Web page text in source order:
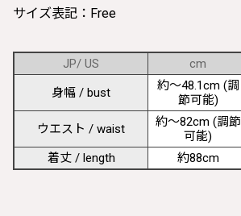
サイズ表記：Free
JP/ US cm
身幅 / bust
約〜48.1cm (調
節可能)
ウエスト / waist
約〜82cm (調節
可能)
着丈 / length
約88cm